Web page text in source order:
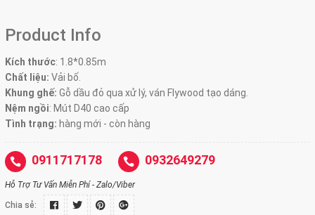
Product Info
Kích thước: 1.8*0.85m
Chất liệu: Vải bố.
Khung ghế: Gỗ dầu đỏ qua xử lý, ván Flywood tạo dáng.
Nệm ngồi: Mút D40 cao cấp
Tình trạng: hàng mới - còn hàng
0911717178 0932649279
Hỗ Trợ Tư Vấn Miễn Phí - Zalo/Viber
Chia sẻ: